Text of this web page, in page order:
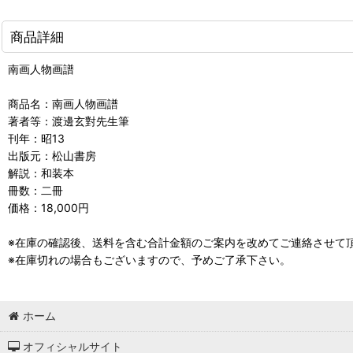
商品詳細
南画人物画譜
商品名：南画人物画譜
著者等：渡邊玄對先生筆
刊年：昭13
出版元：松山書房
解説：和装本
冊数：二冊
価格：18,000円
※在庫の確認後、送料を含む合計金額のご案内を改めてご連絡させて
※在庫切れの場合もございますので、予めご了承下さい。
ホーム
オフィシャルサイト